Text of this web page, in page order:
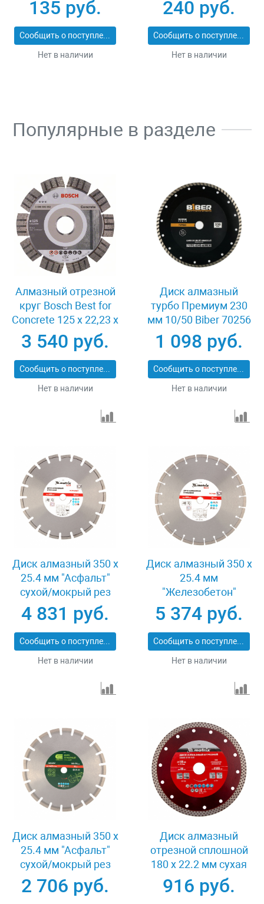
135 руб.
Сообщить о поступлении
Нет в наличии
60_z01
240 руб.
Сообщить о поступлении
Нет в наличии
Популярные в разделе
Алмазный отрезной
круг Bosch Best for
Concrete 125 x 22,23 x
2,2 x 12 mm
3 540 руб.
Сообщить о поступлении
Нет в наличии
Диск алмазный
турбо Премиум 230
мм 10/50 Biber 70256
1 098 руб.
Сообщить о поступлении
Нет в наличии
Диск алмазный 350 х
25.4 мм "Асфальт"
сухой/мокрый рез
Pro Matrix 731073
4 831 руб.
Сообщить о поступлении
Нет в наличии
Диск алмазный 350 х
25.4 мм
"Железобетон"
сухой/мокрый рез
Pro Matrix 731103
5 374 руб.
Сообщить о поступлении
Нет в наличии
Диск алмазный 350 х
25.4 мм "Асфальт"
сухой/мокрый рез
Сибртех 731013
2 706 руб.
Диск алмазный
отрезной сплошной
180 х 22.2 мм сухая
резка Matrix
Professional 73128
916 руб.